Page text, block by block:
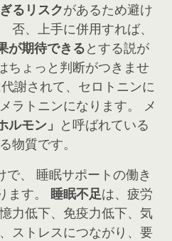
るリスクがあるため避け
否、上手に併用すれば、
が期待できるとする説が
ちょっと判断がつきませ
謝されて、セロトニンに
ラトニンになります。 メ
ルモン」 と呼ばれている
物質です。
、 睡眠サポートの働き
ます。 睡眠不足は、疲労
力低下、免疫力低下、気
ストレスにつながり、要